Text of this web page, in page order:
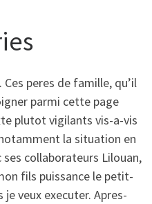
peres de famille, qu’il
parmi cette page
plutot vigilants vis-a-vis
la situation en
collaborateurs Lilouan,
fils puissance le petit-
je veux executer. Apres-